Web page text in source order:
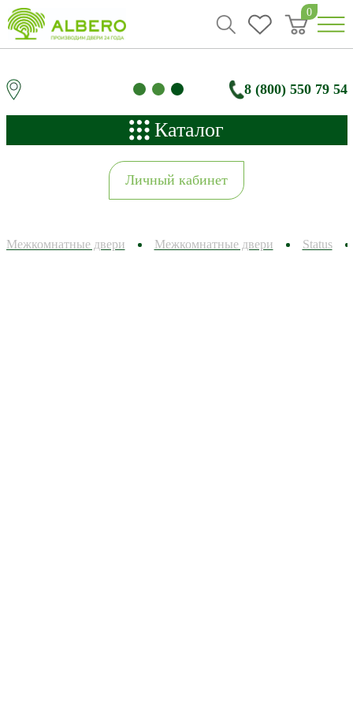
0
8 (800) 550 79 54
Каталог
Личный кабинет
Межкомнатные двери Межкомнатные двери Status